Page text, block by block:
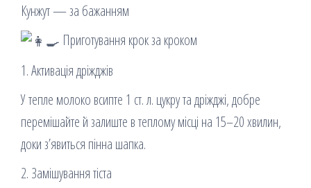
Кунжут — за бажанням
Приготування крок за кроком
1. Активація дріжджів
У тепле молоко всипте 1 ст. л. цукру та дріжджі, добре
перемішайте й залиште в теплому місці на 15–20 хвилин,
доки з’явиться пінна шапка.
2. Замішування тіста